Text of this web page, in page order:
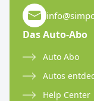
Das Auto-Abo
Auto Abo
Autos
Help Center